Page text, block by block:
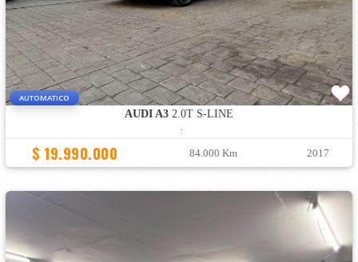
AUTOMATICO
AUDI A32.0T S-LINE
:
$ 19.990.000 84.000 Km 2017